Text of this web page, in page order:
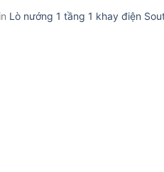
in Lò nướng 1 tầng 1 khay điện